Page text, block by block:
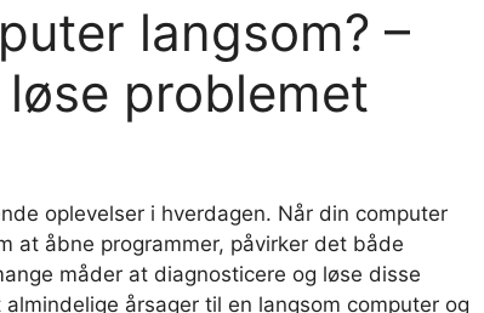
langsom? –
problemet
oplevelser i hverdagen. Når din computer
at åbne programmer, påvirker det både
måder at diagnosticere og løse disse
årsager til en langsom computer og